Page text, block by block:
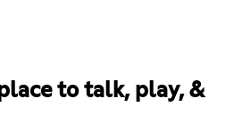
to talk, play, &